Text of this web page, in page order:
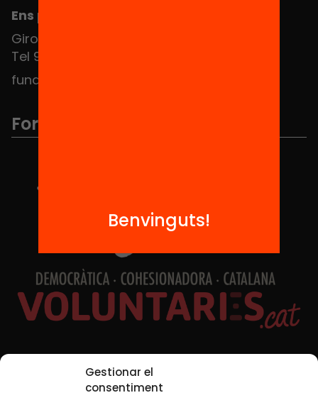
Gestionar el
consentiment
Ens pots trobar al Hub Social
Girona 34, interior 08010 Barcelona
Tel 934 588 700
fundacio@equitat.org
Formem part de...
Xarxes Socials
Benvinguts!